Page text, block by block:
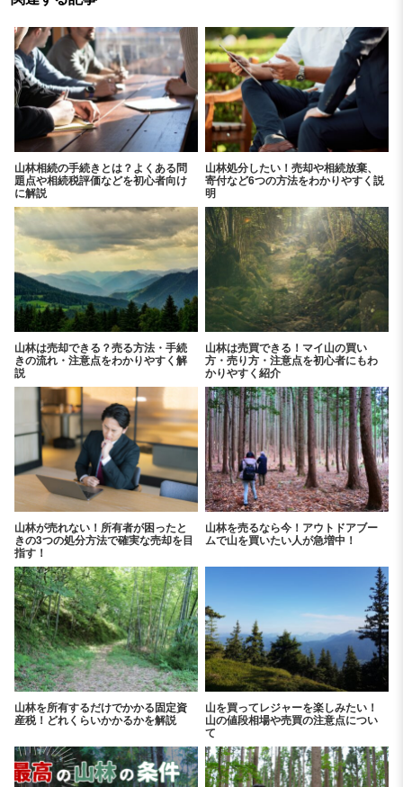
山林相続の手続きとは？よくある問
題点や相続税評価などを初心者向け
に解説
山林処分したい！売却や相続放棄、
寄付など6つの方法をわかりやすく説
明
山林は売却できる？売る方法・手続
きの流れ・注意点をわかりやすく解
説
山林は売買できる！マイ山の買い
方・売り方・注意点を初心者にもわ
かりやすく紹介
山林が売れない！所有者が困ったと
きの3つの処分方法で確実な売却を目
指す！
山林を売るなら今！アウトドアブー
ムで山を買いたい人が急増中！
山林を所有するだけでかかる固定資
産税！どれくらいかかるかを解説
山を買ってレジャーを楽しみたい！
山の値段相場や売買の注意点につい
て